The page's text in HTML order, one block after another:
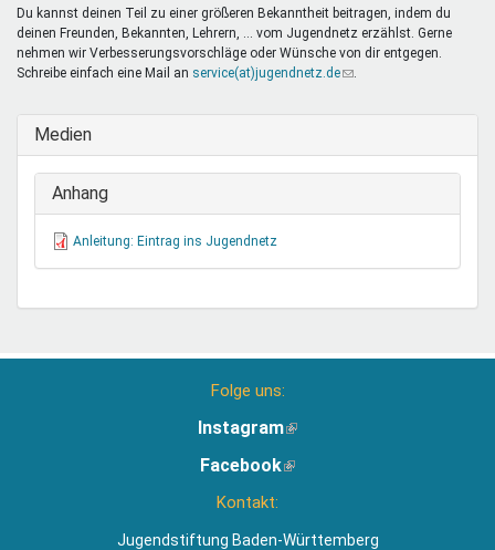
Du kannst deinen Teil zu einer größeren Bekanntheit beitragen, indem du
deinen Freunden, Bekannten, Lehrern, ... vom Jugendnetz erzählst. Gerne
nehmen wir Verbesserungsvorschläge oder Wünsche von dir entgegen.
Schreibe einfach eine Mail an service(at)jugendnetz.de(Link
E-
Medien
Anhang
Anleitung: Eintrag ins Jugendnetz
Folge uns:
Instagram(Link
extern)
Facebook(Link
Kontakt:
Jugendstiftung Baden-Württemberg